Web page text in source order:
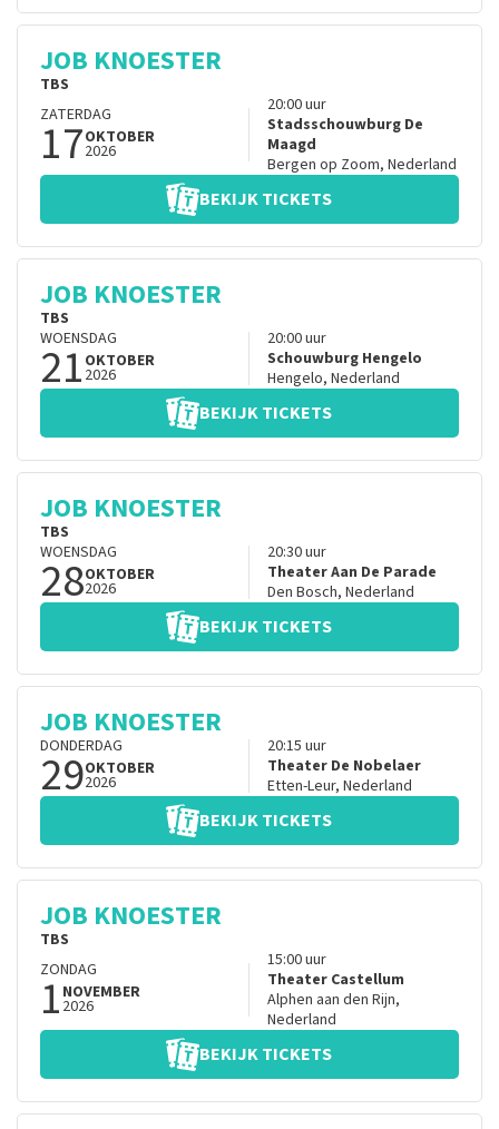
JOB KNOESTER
TBS
ZATERDAG
17OKTOBER
2026
20:00uur
Stadsschouwburg De
Maagd
Bergen op Zoom, Nederland
BEKIJK TICKETS
JOB KNOESTER
TBS
WOENSDAG
21 OKTOBER
2026
20:00uur
Schouwburg Hengelo
Hengelo, Nederland
BEKIJK TICKETS
JOB KNOESTER
TBS
WOENSDAG
28OKTOBER
2026
20:30uur
Theater Aan De Parade
Den Bosch, Nederland
BEKIJK TICKETS
JOB KNOESTER
DONDERDAG
29OKTOBER
2026
20:15 uur
Theater De Nobelaer
Etten-Leur, Nederland
BEKIJK TICKETS
JOB KNOESTER
TBS
ZONDAG
1 NOVEMBER
2026
15:00uur
Theater Castellum
Alphen aan den Rijn,
Nederland
BEKIJK TICKETS